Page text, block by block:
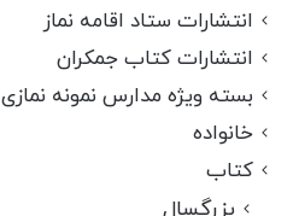
انتشارات ستاد اقامه نماز
انتشارات کتاب جمکران
بسته ویژه مدارس نمونه نمازی
خانواده
کتاب
بزرگسال